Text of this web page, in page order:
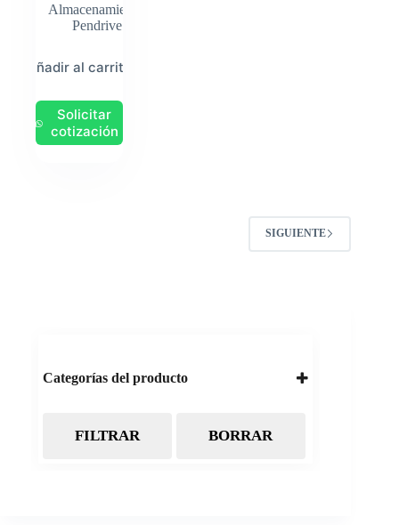
Almacenamiento
Pendrive
Añadir al carrito
Solicitar
cotización
SIGUIENTE
Categorías del producto
Almacenamiento
FILTRAR BORRAR